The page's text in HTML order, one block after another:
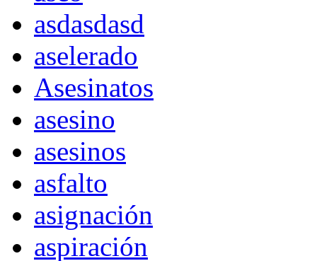
asdasdasd
aselerado
Asesinatos
asesino
asesinos
asfalto
asignación
aspiración